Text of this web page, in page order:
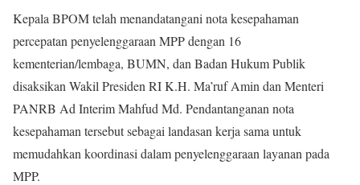
Kepala BPOM telah menandatangani nota kesepahaman
percepatan penyelenggaraan MPP dengan 16
kementerian/lembaga, BUMN, dan Badan Hukum Publik
disaksikan Wakil Presiden RI K.H. Ma’ruf Amin dan Menteri
PANRB Ad Interim Mahfud Md. Pendantanganan nota
kesepahaman tersebut sebagai landasan kerja sama untuk
memudahkan koordinasi dalam penyelenggaraan layanan pada
MPP.